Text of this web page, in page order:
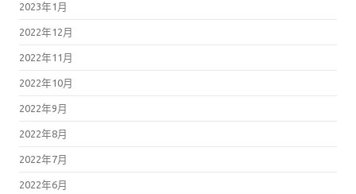
2023年1月
2022年12月
2022年11月
2022年10月
2022年9月
2022年8月
2022年7月
2022年6月